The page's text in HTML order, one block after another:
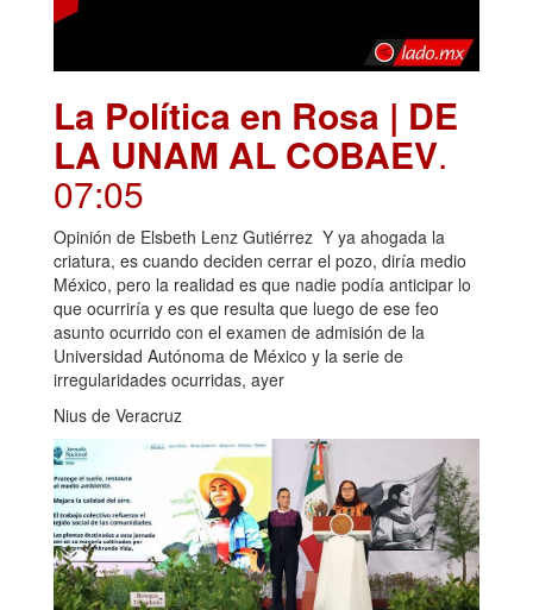
La Política en Rosa | DE
LA UNAM AL COBAEV.
07:05
Opinión de Elsbeth Lenz Gutiérrez Y ya ahogada la
criatura, es cuando deciden cerrar el pozo, diría medio
México, pero la realidad es que nadie podía anticipar lo
que ocurriría y es que resulta que luego de ese feo
asunto ocurrido con el examen de admisión de la
Universidad Autónoma de México y la serie de
irregularidades ocurridas, ayer
Nius de Veracruz